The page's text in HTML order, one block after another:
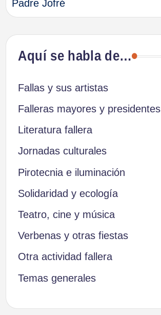
Padre Jofré
Aquí se habla de…
Fallas y sus artistas
Falleras mayores y presidentes
Literatura fallera
Jornadas culturales
Pirotecnia e iluminación
Solidaridad y ecología
Teatro, cine y música
Verbenas y otras fiestas
Otra actividad fallera
Temas generales